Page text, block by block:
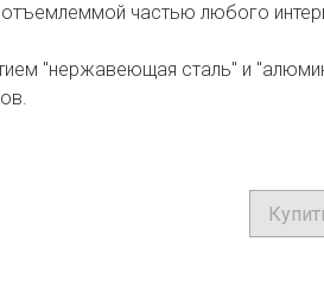
частью любого
"нержавеющая сталь" и